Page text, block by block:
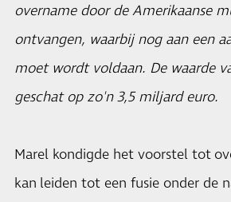
overname door de Amerikaanse
ontvangen, waarbij nog aan een
moet wordt voldaan. De waarde
geschat op zo'n 3,5 miljard euro.
Marel kondigde het voorstel tot
kan leiden tot een fusie onder de